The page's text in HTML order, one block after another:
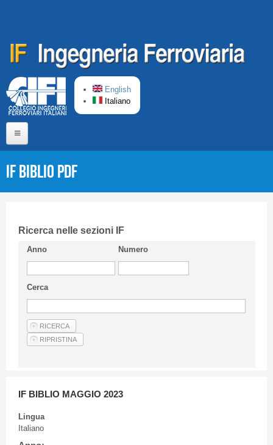
English
Italiano
CIFI in breve
Linee Guida
Privacy Policy
Articoli
IF Biblio PDF
Ricerca nelle sezioni IF
Anno Numero
Cerca
IF BIBLIO MAGGIO 2023
Lingua
Italiano